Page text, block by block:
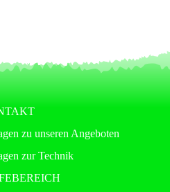
zu unseren Angeboten
zur Technik